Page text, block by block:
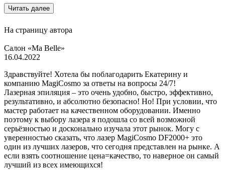
Читать далее
На страницу автора
Салон «Ma Belle»
16.04.2022
Здравствуйте! Хотела бы поблагодарить Екатерину и
компанию MagiCosmo за ответы на вопросы 24/7!
Лазерная эпиляция – это очень удобно, быстро, эффективно,
результативно, и абсолютно безопасно! Но! При условии, что
мастер работает на качественном оборудовании. Именно
поэтому к выбору лазера я подошла со всей возможной
серьёзностью и досконально изучала этот рынок. Могу с
уверенностью сказать, что лазер MagiCosmo DF2000+ это
один из лучших лазеров, что сегодня представлен на рынке. А
если взять соотношение цена=качество, то наверное он самый
лучший из всех имеющихся!